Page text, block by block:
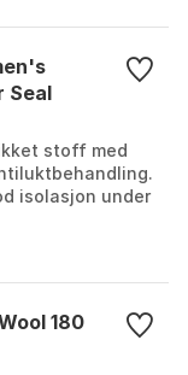
Seal
stoff med
isolasjon under
180